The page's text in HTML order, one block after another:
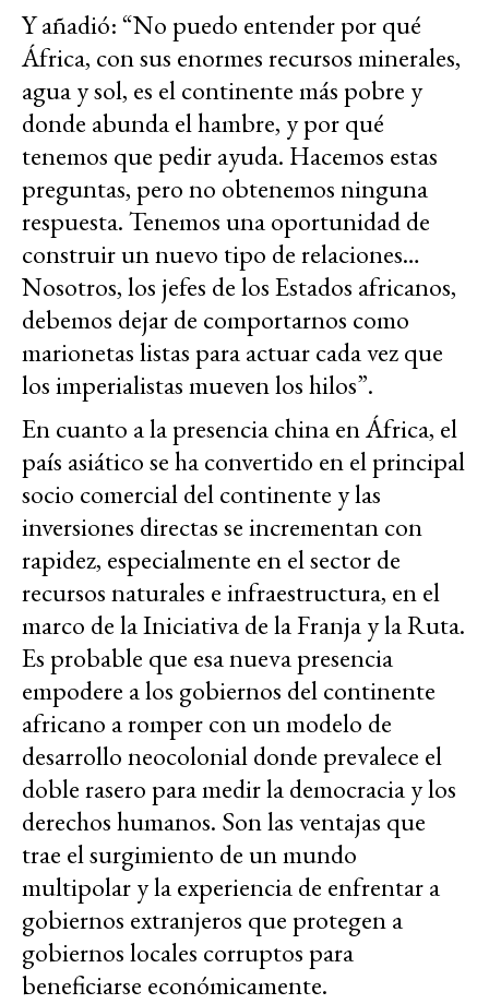
Y añadió: “No puedo entender por qué
África, con sus enormes recursos minerales,
agua y sol, es el continente más pobre y
donde abunda el hambre, y por qué
tenemos que pedir ayuda. Hacemos estas
preguntas, pero no obtenemos ninguna
respuesta. Tenemos una oportunidad de
construir un nuevo tipo de relaciones…
Nosotros, los jefes de los Estados africanos,
debemos dejar de comportarnos como
marionetas listas para actuar cada vez que
los imperialistas mueven los hilos”.
En cuanto a la presencia china en África, el
país asiático se ha convertido en el principal
socio comercial del continente y las
inversiones directas se incrementan con
rapidez, especialmente en el sector de
recursos naturales e infraestructura, en el
marco de la Iniciativa de la Franja y la Ruta.
Es probable que esa nueva presencia
empodere a los gobiernos del continente
africano a romper con un modelo de
desarrollo neocolonial donde prevalece el
doble rasero para medir la democracia y los
derechos humanos. Son las ventajas que
trae el surgimiento de un mundo
multipolar y la experiencia de enfrentar a
gobiernos extranjeros que protegen a
gobiernos locales corruptos para
beneficiarse económicamente.